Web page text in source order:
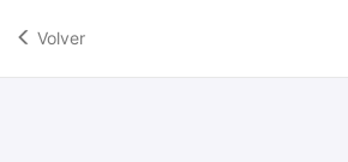
Volver